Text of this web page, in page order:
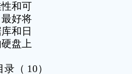
和可
好将
和日
盘上
（ 10）